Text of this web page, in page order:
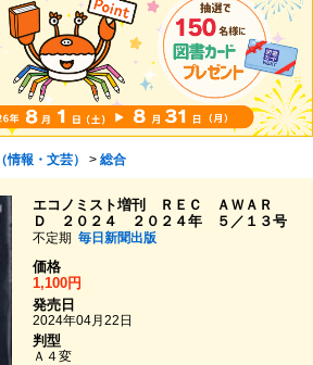
情報・文芸） > 総合
エコノミスト増刊 ＲＥＣ ＡＷＡＲ
Ｄ ２０２４ ２０２４年 ５／１３号
不定期毎日新聞出版
価格
1,100円
発売日
2024年04月22日
判型
Ａ４変